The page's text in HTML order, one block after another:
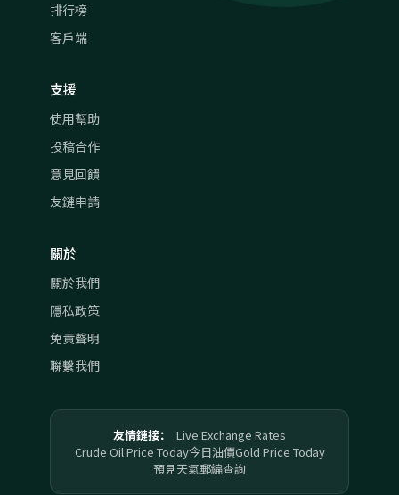
排行榜
客戶端
支援
使用幫助
投稿合作
意見回饋
友鏈申請
關於
關於我們
隱私政策
免責聲明
聯繫我們
友情鏈接：
Live Exchange Rates
Crude Oil Price Today今日油價Gold Price Today
預見天氣郵編查詢